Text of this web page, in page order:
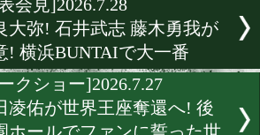
表会見]2026.7.28
The King」藤木勇我が世
据える! 18歳がプロ2戦目
感示す